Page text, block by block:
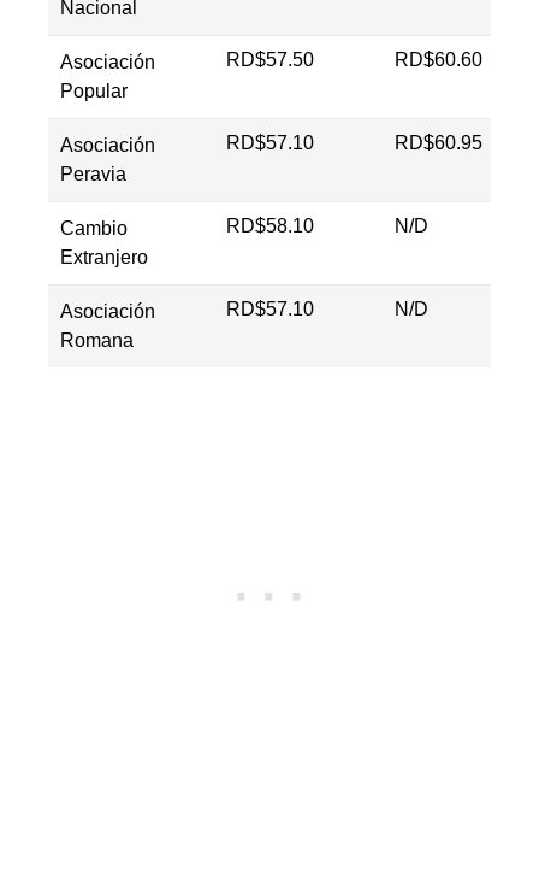
Nacional
Asociación
Popular
RD$57.50 RD$60.60
Asociación
Peravia
RD$57.10 RD$60.95
Cambio
Extranjero
RD$58.10 N/D
Asociación
Romana
RD$57.10 N/D